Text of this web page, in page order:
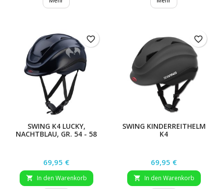
SWING K4 LUCKY,
NACHTBLAU, GR. 54 - 58
Preis
69,95 €
 In den Warenkorb
favorite_border
SWING KINDERREITHELM
K4
Preis
69,95 €
 In den Warenkorb
favorite_border